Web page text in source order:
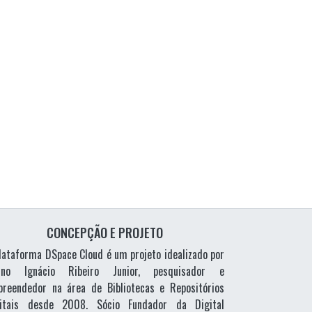
CONCEPÇÃO E PROJETO
DSpace Cloud é um projeto idealizado por
Ignácio Ribeiro Junior, pesquisador e
na área de Bibliotecas e Repositórios
desde 2008. Sócio Fundador da Digital